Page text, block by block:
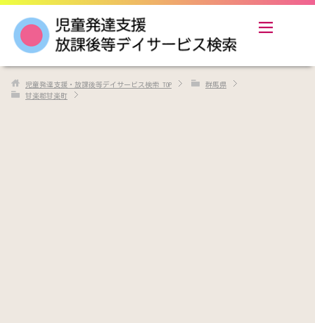
児童発達支援・放課後等デイサービス検索 TOP
群馬県
甘楽郡甘楽町